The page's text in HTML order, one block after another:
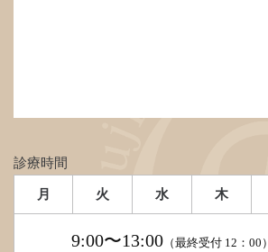
診療時間
月 火 水 木
9:00〜13:00 （最終受付 12：00）